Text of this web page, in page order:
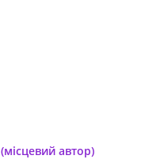
(місцевий автор)